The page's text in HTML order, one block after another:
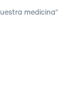
medicina"